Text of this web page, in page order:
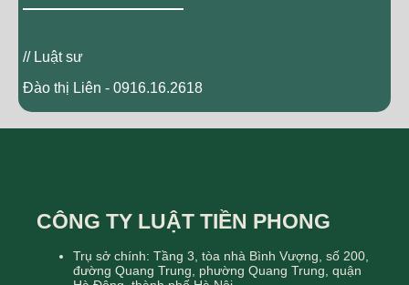
// Luật sư
Đào thị Liên - 0916.16.2618
CÔNG TY LUẬT TIỀN PHONG
Trụ sở chính: Tầng 3, tòa nhà Bình Vượng, số 200,
đường Quang Trung, phường Quang Trung, quận